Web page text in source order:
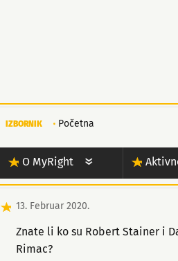
IZBORNIK Početna
O MyRight
13. Februar 2020.
Znate li ko su Robert Stainer i
Rimac?